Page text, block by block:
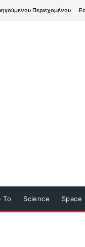
Περιεχομένου
To Science Space